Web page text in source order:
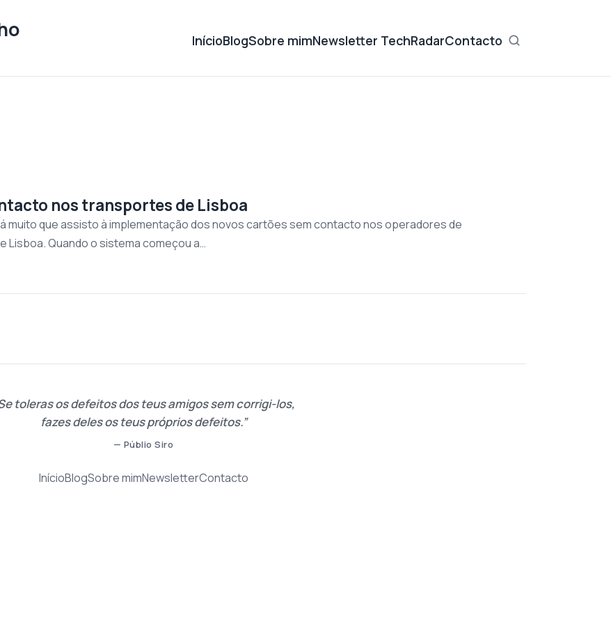
InícioBlogSobre mimNewsletter TechRadarContacto
nos transportes de Lisboa
muito que assisto à implementação dos novos cartões sem contacto nos operadores de
Lisboa. Quando o sistema começou a…
toleras os defeitos dos teus amigos sem corrigi-los,
fazes deles os teus próprios defeitos.
— Públio Siro
InícioBlogSobre mimNewsletterContacto